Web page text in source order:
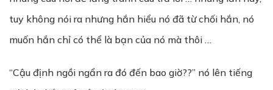
tuy không nói ra nhưng hắn hiểu nó đã từ chối hắn, nó
muốn hắn chỉ có thể là bạn của nó mà thôi …
“Cậu định ngồi ngẩn ra đó đến bao giờ??” nó lên tiếng